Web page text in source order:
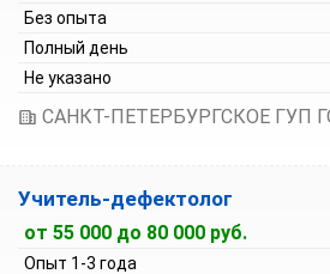
Без опыта
Полный день
Не указано
Учитель-дефектолог
от 55 000 до 80 000 руб.
Опыт 1-3 года